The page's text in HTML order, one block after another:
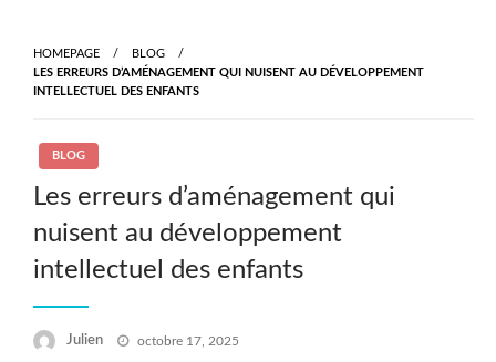
content
HOMEPAGE
BLOG
LES ERREURS D’AMÉNAGEMENT QUI NUISENT AU DÉVELOPPEMENT
INTELLECTUEL DES ENFANTS
BLOG
Les erreurs d’aménagement qui
nuisent au développement
intellectuel des enfants
Julien
Posted
octobre 17, 2025